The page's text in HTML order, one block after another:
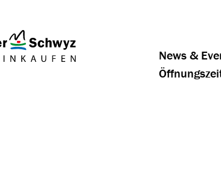
News &